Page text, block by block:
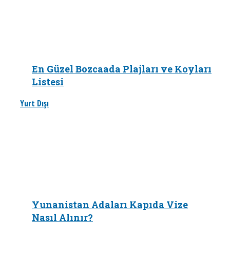
En Güzel Bozcaada Plajları ve Koyları
Listesi
Yurt Dışı
Yunanistan Adaları Kapıda Vize
Nasıl Alınır?